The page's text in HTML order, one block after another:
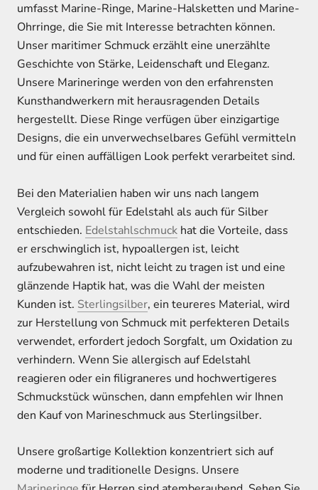
umfasst Marine-Ringe, Marine-Halsketten und Marine-
Ohrringe, die Sie mit Interesse betrachten können.
Unser maritimer Schmuck erzählt eine unerzählte
Geschichte von Stärke, Leidenschaft und Eleganz.
Unsere Marineringe werden von den erfahrensten
Kunsthandwerkern mit herausragenden Details
hergestellt. Diese Ringe verfügen über einzigartige
Designs, die ein unverwechselbares Gefühl vermitteln
und für einen auffälligen Look perfekt verarbeitet sind.
Bei den Materialien haben wir uns nach langem
Vergleich sowohl für Edelstahl als auch für Silber
entschieden. Edelstahlschmuck hat die Vorteile, dass
er erschwinglich ist, hypoallergen ist, leicht
aufzubewahren ist, nicht leicht zu tragen ist und eine
glänzende Haptik hat, was die Wahl der meisten
Kunden ist. Sterlingsilber, ein teureres Material, wird
zur Herstellung von Schmuck mit perfekteren Details
verwendet, erfordert jedoch Sorgfalt, um Oxidation zu
verhindern. Wenn Sie allergisch auf Edelstahl
reagieren oder ein filigraneres und hochwertigeres
Schmuckstück wünschen, dann empfehlen wir Ihnen
den Kauf von Marineschmuck aus Sterlingsilber.
Unsere großartige Kollektion konzentriert sich auf
moderne und traditionelle Designs. Unsere